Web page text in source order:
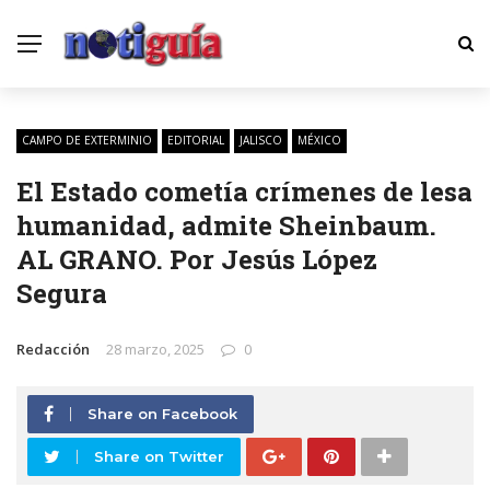
CAMPO DE EXTERMINIO EDITORIAL JALISCO MÉXICO
El Estado cometía crímenes de lesa
humanidad, admite Sheinbaum.
AL GRANO. Por Jesús López
Segura
Redacción 28 marzo, 2025 0
Share on Facebook
Share on Twitter